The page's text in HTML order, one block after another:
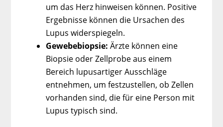
um das Herz hinweisen können. Positive
Ergebnisse können die Ursachen des
Lupus widerspiegeln.
Gewebebiopsie: Ärzte können eine
Biopsie oder Zellprobe aus einem
Bereich lupusartiger Ausschläge
entnehmen, um festzustellen, ob Zellen
vorhanden sind, die für eine Person mit
Lupus typisch sind.